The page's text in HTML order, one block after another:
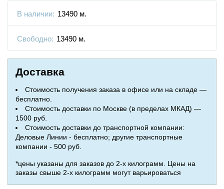
В наличии: 13490 м.
Свободно: 13490 м.
Доставка
Стоимость получения заказа в офисе или на складе —
бесплатно.
Стоимость доставки по Москве (в пределах МКАД) —
1500 руб.
Стоимость доставки до транспортной компании:
Деловые Линии - бесплатно; другие транспортные
компании - 500 руб.
*цены указаны для заказов до 2-х килограмм. Цены на
заказы свыше 2-х килограмм могут варьироваться